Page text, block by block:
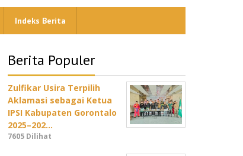
Indeks Berita
Berita Populer
Zulfikar Usira Terpilih
Aklamasi sebagai Ketua
IPSI Kabupaten Gorontalo
2025–202…
7605 Dilihat